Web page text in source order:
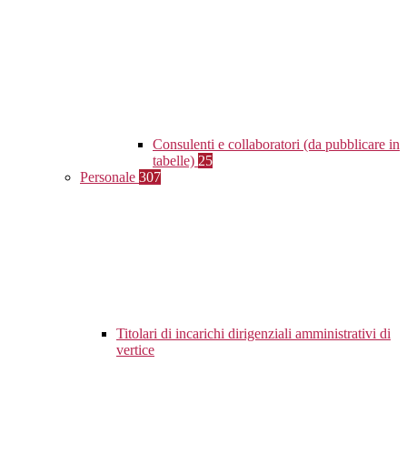
Consulenti e collaboratori (da pubblicare in
tabelle) 25
Personale 307
Titolari di incarichi dirigenziali amministrativi di
vertice